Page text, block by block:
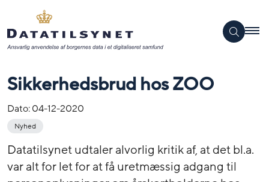
Sikkerhedsbrud hos ZOO
Dato:04-12-2020
Nyhed
Datatilsynet udtaler alvorlig kritik af, at det bl.a.
var alt for let for at få uretmæssig adgang til